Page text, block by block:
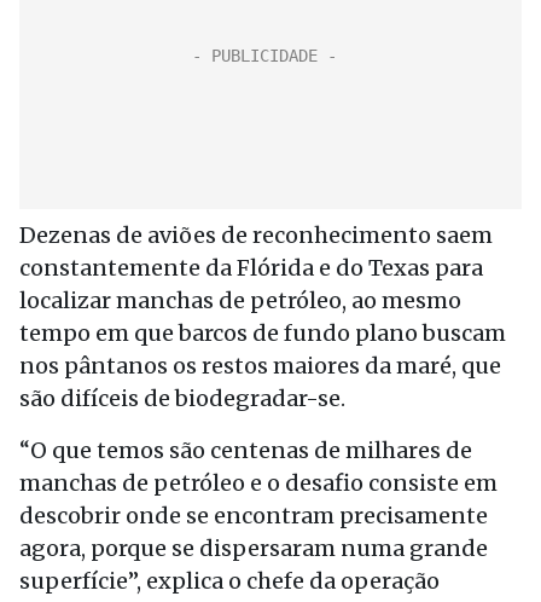
Dezenas de aviões de reconhecimento saem
constantemente da Flórida e do Texas para
localizar manchas de petróleo, ao mesmo
tempo em que barcos de fundo plano buscam
nos pântanos os restos maiores da maré, que
são difíceis de biodegradar-se.
“O que temos são centenas de milhares de
manchas de petróleo e o desafio consiste em
descobrir onde se encontram precisamente
agora, porque se dispersaram numa grande
superfície”, explica o chefe da operação